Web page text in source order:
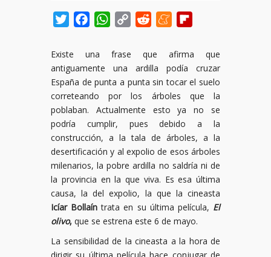
TwitterFacebookWhatsApp
Copy
Reddit Meneame
Existe una frase que afirma que
antiguamente una ardilla podía cruzar
España de punta a punta sin tocar el suelo
correteando por los árboles que la
poblaban. Actualmente esto ya no se
podría cumplir, pues debido a la
construcción, a la tala de árboles, a la
desertificación y al expolio de esos árboles
milenarios, la pobre ardilla no saldría ni de
la provincia en la que viva. Es esa última
causa, la del expolio, la que la cineasta
Icíar Bollaín trata en su última película, El
olivo, que se estrena este 6 de mayo.
La sensibilidad de la cineasta a la hora de